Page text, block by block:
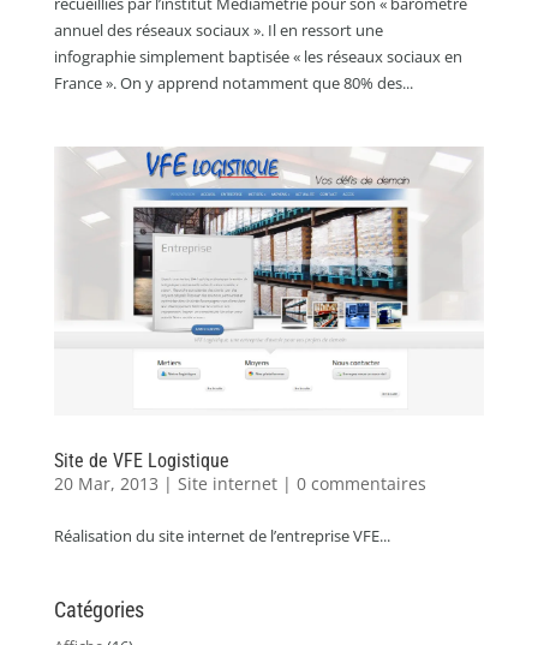
annuel des réseaux sociaux ». Il en ressort une
infographie simplement baptisée « les réseaux sociaux en
France ». On y apprend notamment que 80% des...
Site de VFE Logistique
20 Mar, 2013 | Site internet| 0 commentaires
Réalisation du site internet de l’entreprise VFE...
Catégories